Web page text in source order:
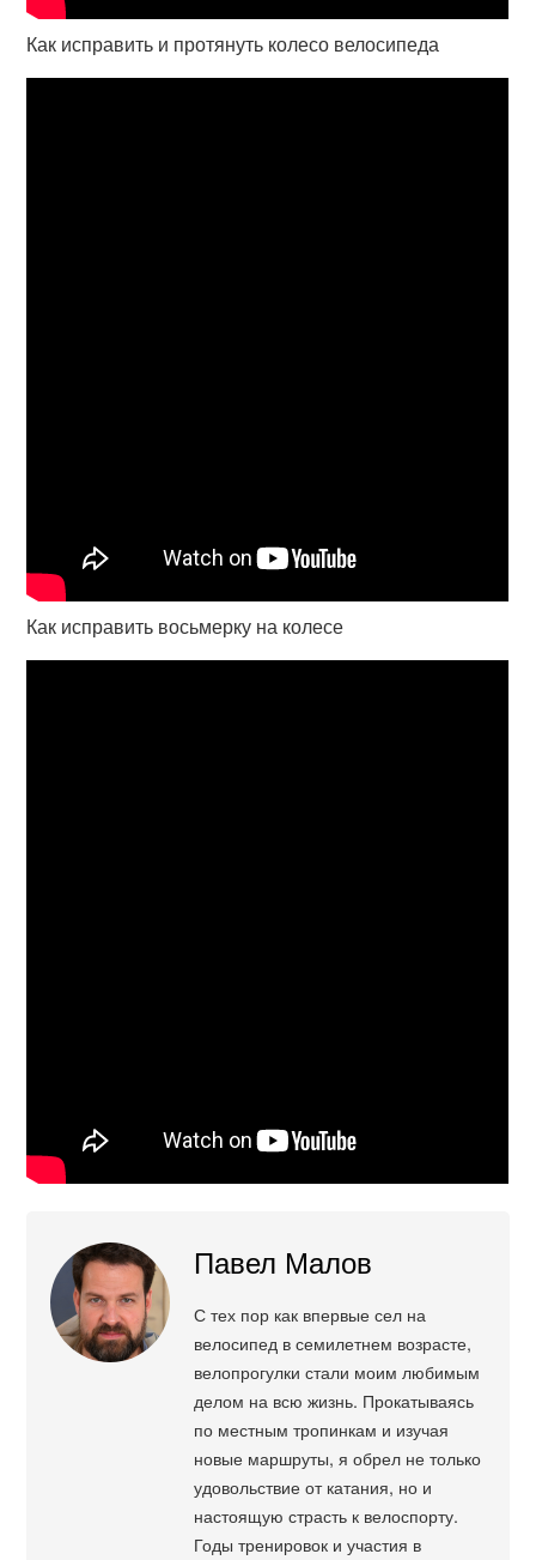
Как исправить и протянуть колесо велосипеда
Как исправить восьмерку на колесе
Павел Малов
С тех пор как впервые сел на
велосипед в семилетнем возрасте,
велопрогулки стали моим любимым
делом на всю жизнь. Прокатываясь
по местным тропинкам и изучая
новые маршруты, я обрел не только
удовольствие от катания, но и
настоящую страсть к велоспорту.
Годы тренировок и участия в